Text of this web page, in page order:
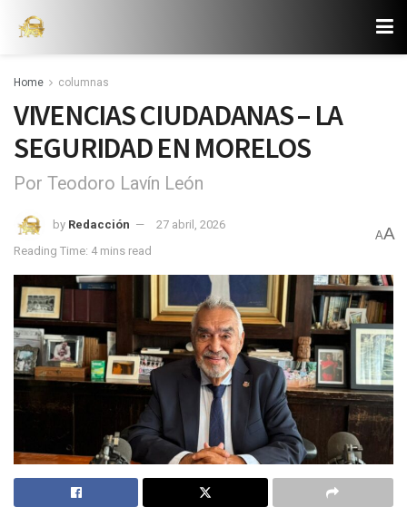
Home columnas
VIVENCIAS CIUDADANAS – LA
SEGURIDAD EN MORELOS
Por Teodoro Lavín León
by Redacción
27 abril, 2026
Reading Time: 4 mins read
AA